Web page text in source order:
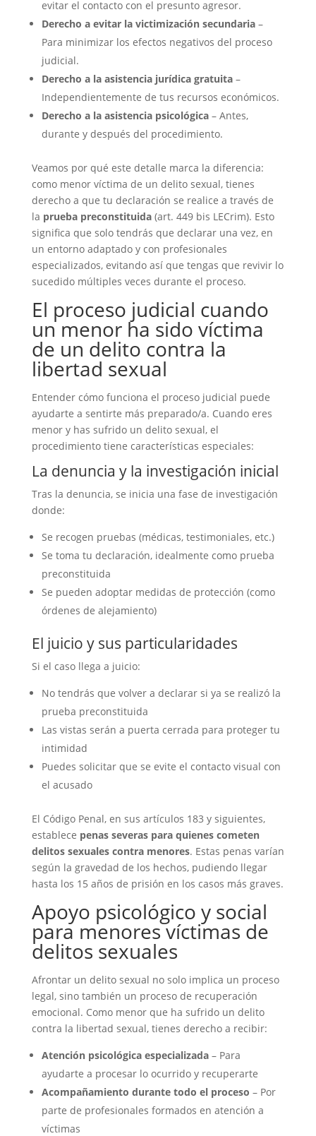
evitar el contacto con el presunto agresor.
Derecho a evitar la victimización secundaria–
Para minimizar los efectos negativos del proceso
judicial.
Derecho a la asistencia jurídica gratuita–
Independientemente de tus recursos económicos.
Derecho a la asistencia psicológica– Antes,
durante y después del procedimiento.
Veamos por qué este detalle marca la diferencia:
como menor víctima de un delito sexual, tienes
derecho a que tu declaración se realice a través de
la prueba preconstituida(art. 449 bis LECrim). Esto
significa que solo tendrás que declarar una vez, en
un entorno adaptado y con profesionales
especializados, evitando así que tengas que revivir lo
sucedido múltiples veces durante el proceso.
El proceso judicial cuando
un menor ha sido víctima
de un delito contra la
libertad sexual
Entender cómo funciona el proceso judicial puede
ayudarte a sentirte más preparado/a. Cuando eres
menor y has sufrido un delito sexual, el
procedimiento tiene características especiales:
La denuncia y la investigación inicial
Tras la denuncia, se inicia una fase de investigación
donde:
Se recogen pruebas (médicas, testimoniales, etc.)
Se toma tu declaración, idealmente como prueba
preconstituida
Se pueden adoptar medidas de protección (como
órdenes de alejamiento)
El juicio y sus particularidades
Si el caso llega a juicio:
No tendrás que volver a declarar si ya se realizó la
prueba preconstituida
Las vistas serán a puerta cerrada para proteger tu
intimidad
Puedes solicitar que se evite el contacto visual con
el acusado
El Código Penal, en sus artículos 183 y siguientes,
establece penas severas para quienes cometen
delitos sexuales contra menores. Estas penas varían
según la gravedad de los hechos, pudiendo llegar
hasta los 15 años de prisión en los casos más graves.
Apoyo psicológico y social
para menores víctimas de
delitos sexuales
Afrontar un delito sexual no solo implica un proceso
legal, sino también un proceso de recuperación
emocional. Como menor que ha sufrido un delito
contra la libertad sexual, tienes derecho a recibir:
Atención psicológica especializada– Para
ayudarte a procesar lo ocurrido y recuperarte
Acompañamiento durante todo el proceso – Por
parte de profesionales formados en atención a
víctimas